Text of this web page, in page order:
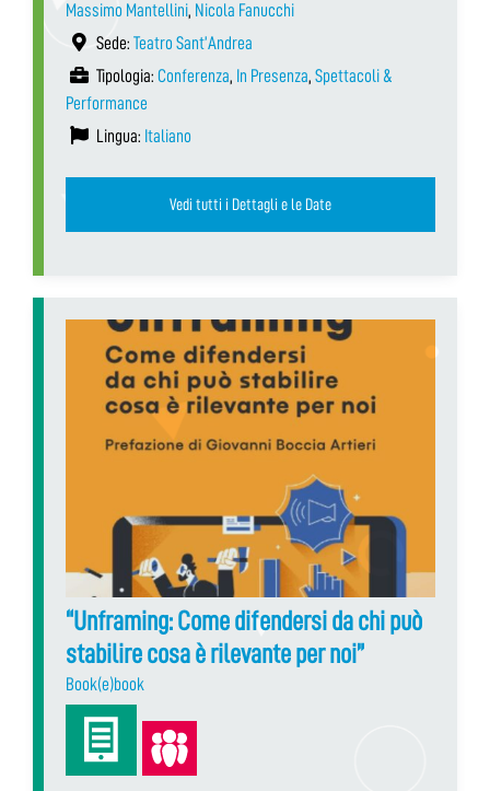
Massimo Mantellini, Nicola Fanucchi
Sede: Teatro Sant’Andrea
Tipologia: Conferenza, In Presenza, Spettacoli &
Performance
Lingua: Italiano
Vedi tutti i Dettagli e le Date
“Unframing: Come difendersi da chi può
stabilire cosa è rilevante per noi”
Book(e)book